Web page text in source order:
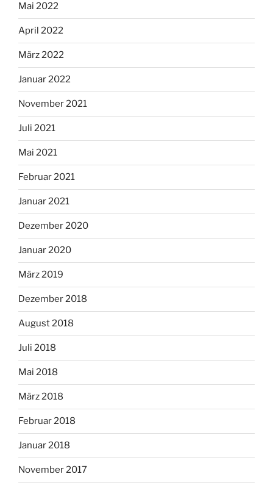
Mai 2022
April 2022
März 2022
Januar 2022
November 2021
Juli 2021
Mai 2021
Februar 2021
Januar 2021
Dezember 2020
Januar 2020
März 2019
Dezember 2018
August 2018
Juli 2018
Mai 2018
März 2018
Februar 2018
Januar 2018
November 2017